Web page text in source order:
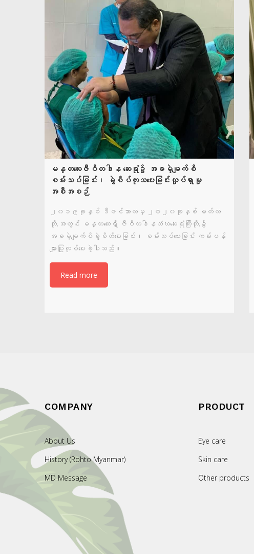
မန္တလေးဇီဝိတဒါန ဆေးရုံ၌ အခမဲ့မျက်စိ
စမ်းသပ်ခြင်း၊ ခွဲစိပ်ကုသပေးခြင်းလှုပ်ရှာမှု
အစီအစဉ်
၂၀၁၉ခုနှစ် ဒီဇင်ဘာလမှ ၂၀၂၀ခုနှစ် မတ်လ
တို.အတွင်း မန္တလေးရှိ ဇီဝိတဒါနသံဃဆေးရုံကြီးတို.၌
အခမဲ့မျက်စိခွဲစိတ်ပေးခြင်း၊ စမ်းသပ်ပေးခြင်း ကမ်းပန်
များပြုလုပ်ပေးခဲ့ပါသည်။
Read more
COMPANY
About Us
History (Rohto Myanmar)
MD Message
PRODUCT
Eye care
Skin care
Other products